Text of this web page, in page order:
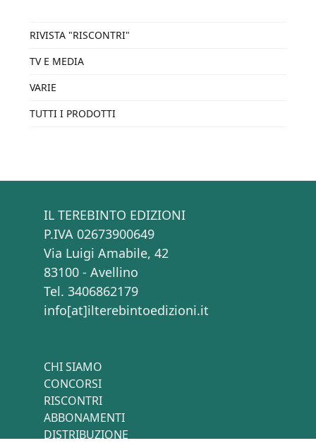
RIVISTA "RISCONTRI"
TV E MEDIA
VARIE
TUTTI I PRODOTTI
IL TEREBINTO EDIZIONI
P.IVA 02673900649
Via Luigi Amabile, 42
83100 - Avellino
Tel. 3406862179
info[at]ilterebintoedizioni.it
CHI SIAMO
CONCORSI
RISCONTRI
ABBONAMENTI
DISTRIBUZIONE